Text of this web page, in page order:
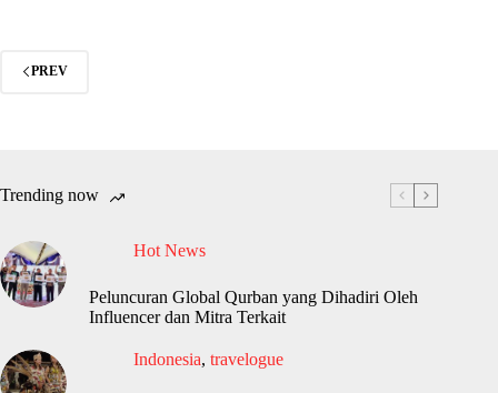
PREV
Trending now
Hot News
Peluncuran Global Qurban yang Dihadiri Oleh
Influencer dan Mitra Terkait
Indonesia, travelogue